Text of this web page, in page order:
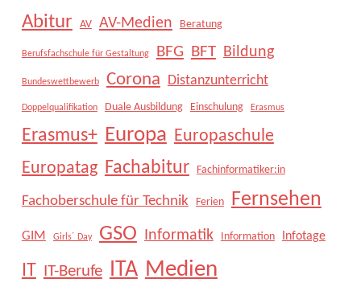
Abitur AV AV-Medien Beratung
Berufsfachschule für Gestaltung BFG BFT Bildung
Bundeswettbewerb Corona Distanzunterricht
Doppelqualifikation Duale Ausbildung Einschulung Erasmus
Erasmus+ Europa Europaschule
Europatag Fachabitur Fachinformatiker:in
Fachoberschule für Technik Ferien Fernsehen
GIM Girls´ Day GSO Informatik Information Infotage
IT IT-Berufe ITA Medien